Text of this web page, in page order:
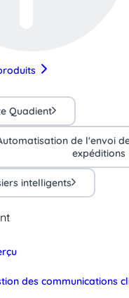
Quadient
de l'envoi
expéditions
intelligents
des communications